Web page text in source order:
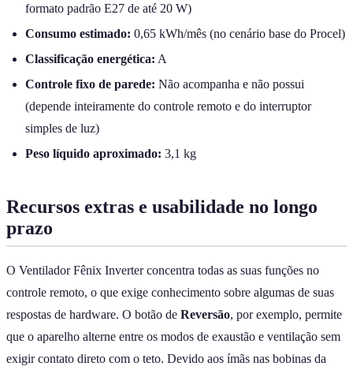
formato padrão E27 de até 20 W)
Consumo estimado: 0,65 kWh/mês (no cenário base do Procel)
Classificação energética: A
Controle fixo de parede: Não acompanha e não possui
(depende inteiramente do controle remoto e do interruptor
simples de luz)
Peso líquido aproximado: 3,1 kg
Recursos extras e usabilidade no longo
prazo
O Ventilador Fênix Inverter concentra todas as suas funções no
controle remoto, o que exige conhecimento sobre algumas de suas
respostas de hardware. O botão de Reversão, por exemplo, permite
que o aparelho alterne entre os modos de exaustão e ventilação sem
exigir contato direto com o teto. Devido aos ímãs nas bobinas da